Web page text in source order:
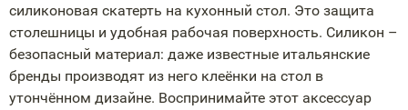
силиконовая скатерть на кухонный стол. Это защита
столешницы и удобная рабочая поверхность. Силикон –
безопасный материал: даже известные итальянские
бренды производят из него клеёнки на стол в
утончённом дизайне. Воспринимайте этот аксессуар